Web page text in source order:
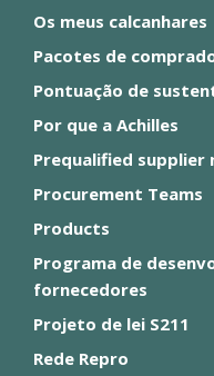
Os meus calcanhares
Pacotes de
Pontuação de
Por que a Achilles
Prequalified supplier
Procurement Teams
Products
Programa de
fornecedores
Projeto de lei S211
Rede Repro